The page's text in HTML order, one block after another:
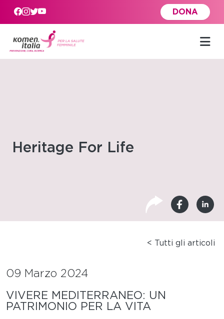
Skip to main content
DONA
Heritage For Life
< Tutti gli articoli
09 Marzo 2024
VIVERE MEDITERRANEO: UN
PATRIMONIO PER LA VITA